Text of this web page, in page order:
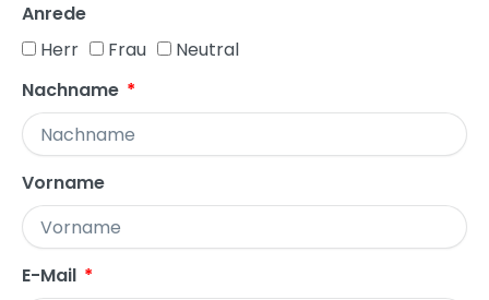
Anrede
Herr
Frau
Neutral
Nachname
Vorname
E-Mail